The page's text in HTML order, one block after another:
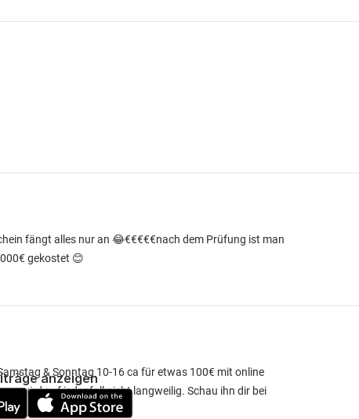
fängt alles nur an 😂€€€€€nach dem Prüfung ist man
gekostet 😊
& Sonntag 10-16 ca für etwas 100€ mit online
wird auf jedenfall nicht langweilig. Schau ihn dir bei
anzeigen